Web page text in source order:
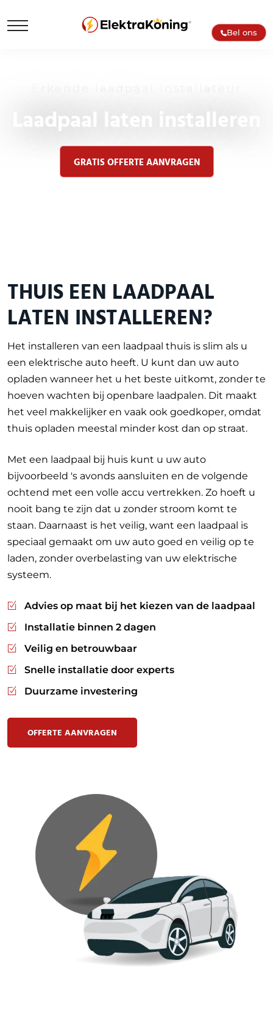
Bel ons
Laadpaal laten installeren
GRATIS OFFERTE AANVRAGEN
THUIS EEN LAADPAAL
LATEN INSTALLEREN?
Het installeren van een laadpaal thuis is slim als u
een elektrische auto heeft. U kunt dan uw auto
opladen wanneer het u het beste uitkomt, zonder te
hoeven wachten bij openbare laadpalen. Dit maakt
het veel makkelijker en vaak ook goedkoper, omdat
thuis opladen meestal minder kost dan op straat.
Met een laadpaal bij huis kunt u uw auto
bijvoorbeeld 's avonds aansluiten en de volgende
ochtend met een volle accu vertrekken. Zo hoeft u
nooit bang te zijn dat u zonder stroom komt te
staan. Daarnaast is het veilig, want een laadpaal is
speciaal gemaakt om uw auto goed en veilig op te
laden, zonder overbelasting van uw elektrische
systeem.
Advies op maat bij het kiezen van de laadpaal
Installatie binnen 2 dagen
Veilig en betrouwbaar
Snelle installatie door experts
Duurzame investering
OFFERTE AANVRAGEN